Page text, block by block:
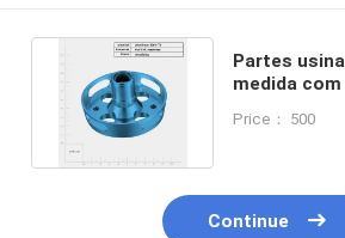
Partes
medida
mm
Price： 500
Continue